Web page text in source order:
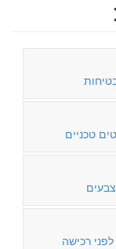
טכניים
צבעים
רכישה